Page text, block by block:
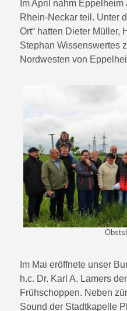
Im April nahm
Rhein-Neckar teil. Unter
Ort“ hatten Dieter Müller,
Stephan Wissenswertes
Nordwesten von
Im Mai eröffnete unser
h.c. Dr. Karl A. Lamers
Frühschoppen. Neben
Sound der Stadtkapelle